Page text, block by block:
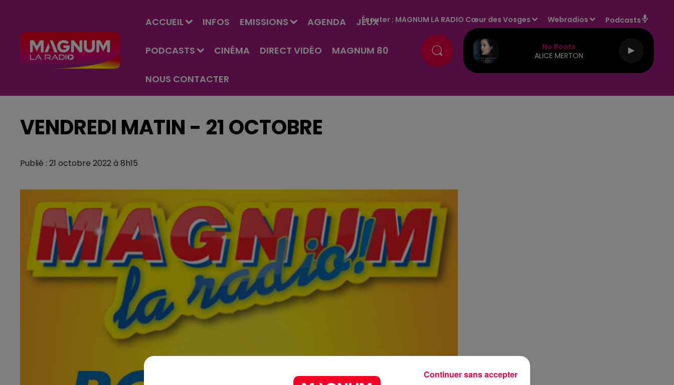
ACCUEIL INFOS EMISSIONS AGENDA JEUX
PODCASTS CINÉMA DIRECT VIDÉO MAGNUM 80
NOUS CONTACTER
Écouter : MAGNUM LA RADIO Cœur des Vosges Webradios Podcasts
No Roots
ALICE MERTON
VENDREDI MATIN - 21 OCTOBRE
Publié : 21 octobre 2022 à 8h15
Continuer sans accepter